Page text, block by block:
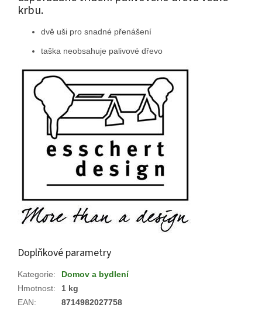
krbu.
dvě uši pro snadné přenášení
taška neobsahuje palivové dřevo
Doplňkové parametry
Kategorie:
Domov a bydlení
Hmotnost:
1 kg
EAN:
8714982027758